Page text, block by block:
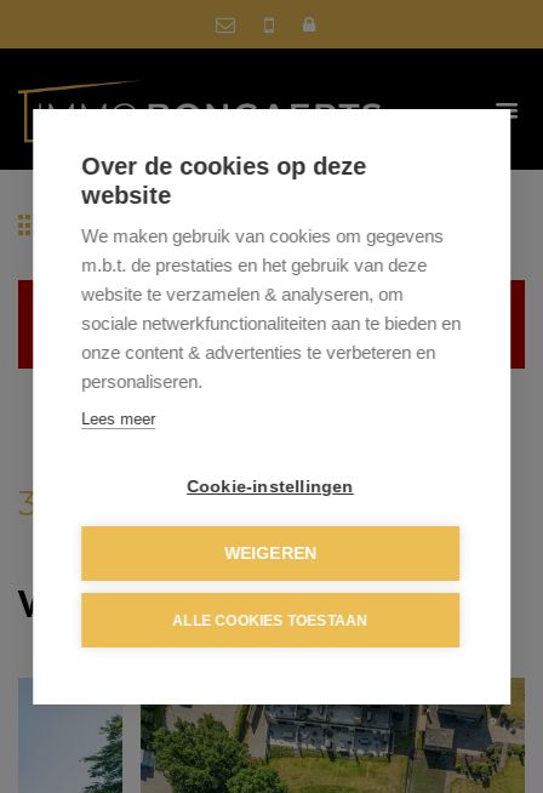
Terug naar overzicht
Helaas, dit pand is verkocht
3665 AS
Verkocht
Over de cookies op deze
website
We maken gebruik van cookies om gegevens
m.b.t. de prestaties en het gebruik van deze
website te verzamelen & analyseren, om
sociale netwerkfunctionaliteiten aan te bieden en
onze content & advertenties te verbeteren en
personaliseren.
Lees meer
Cookie-instellingen
WEIGEREN
ALLE COOKIES TOESTAAN